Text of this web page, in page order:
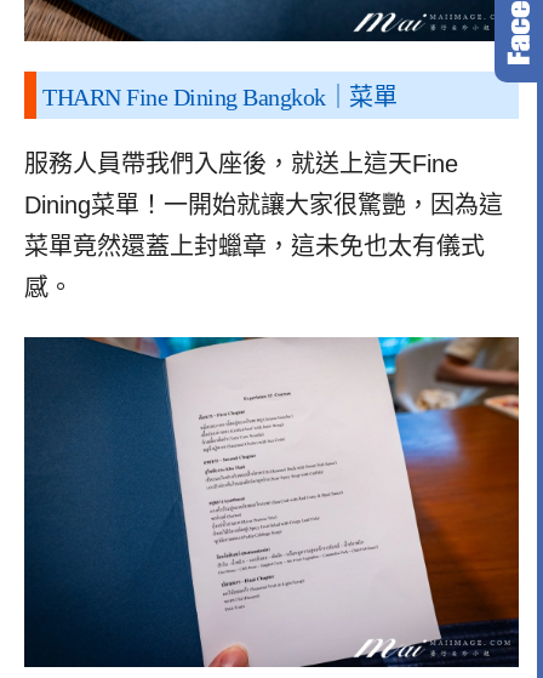
THARN Fine Dining Bangkok｜菜單
服務人員帶我們入座後，就送上這天Fine
Dining菜單！一開始就讓大家很驚艷，因為這
菜單竟然還蓋上封蠟章，這未免也太有儀式
感。